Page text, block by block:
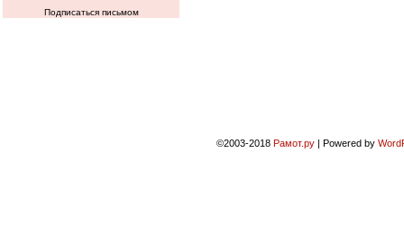
Подписаться письмом
©2003-2018 Рамот.ру | Powered by